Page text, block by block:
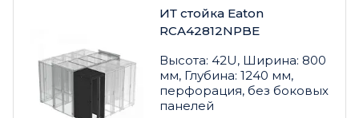
ИТ стойка Eaton
RCA42812NPBE
Высота: 42U, Ширина: 800
мм, Глубина: 1240 мм,
перфорация, без боковых
панелей